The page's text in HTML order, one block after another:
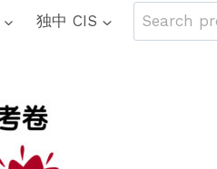
独中 CIS
Search
for: